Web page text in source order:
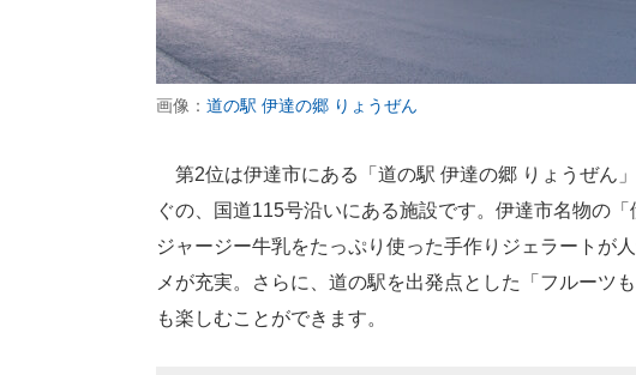
画像： 道の駅 伊達の郷 りょうぜん
第2位は伊達市にある「道の駅 伊達の郷 りょうぜん
ぐの、国道115号沿いにある施設です。伊達市名物の
ジャージー牛乳をたっぷり使った手作りジェラートが
メが充実。さらに、道の駅を出発点とした「フルーツ
も楽しむことができます。